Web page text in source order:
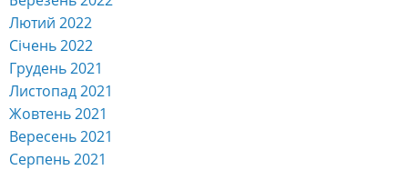
Лютий 2022
Січень 2022
Грудень 2021
Листопад 2021
Жовтень 2021
Вересень 2021
Серпень 2021